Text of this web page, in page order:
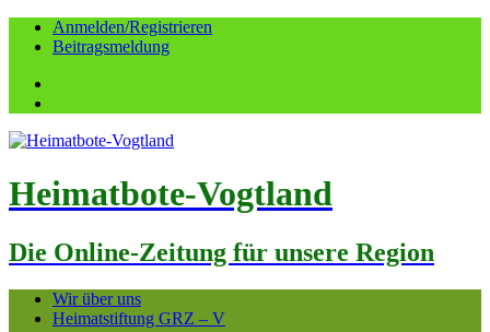
Anmelden/Registrieren
Beitragsmeldung
Heimatbote-Vogtland
Die Online-Zeitung für unsere Region
Wir über uns
Heimatstiftung GRZ – V